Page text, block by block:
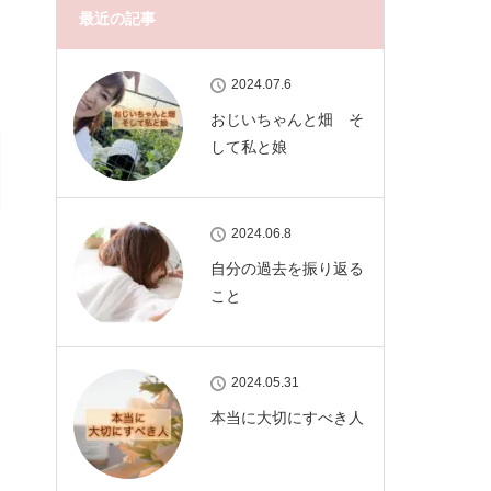
最近の記事
2024.07.6
おじいちゃんと畑 そ
して私と娘
2024.06.8
自分の過去を振り返る
こと
2024.05.31
本当に大切にすべき人